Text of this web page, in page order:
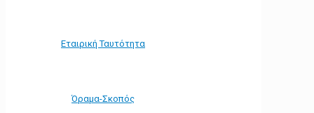
Εταιρική Ταυτότητα
Όραμα-Σκοπός